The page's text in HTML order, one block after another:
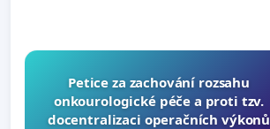
Petice za zachování rozsahu
onkourologické péče a proti tzv.
docentralizaci operačních výkonů